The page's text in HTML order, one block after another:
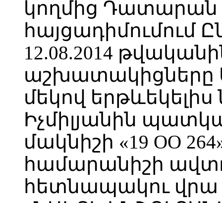
կողմից Դատարան
հայցադիմումում
12.08.2014
աշխատակիցները
մեկով
Իչմիլյանին
մակնիշի «19 OO
համարանիշի
հետնապակու վրա